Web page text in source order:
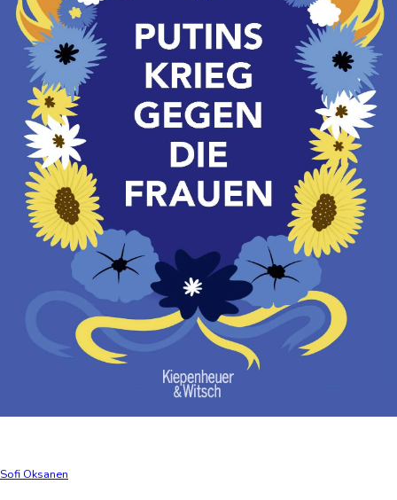
Sofi Oksanen